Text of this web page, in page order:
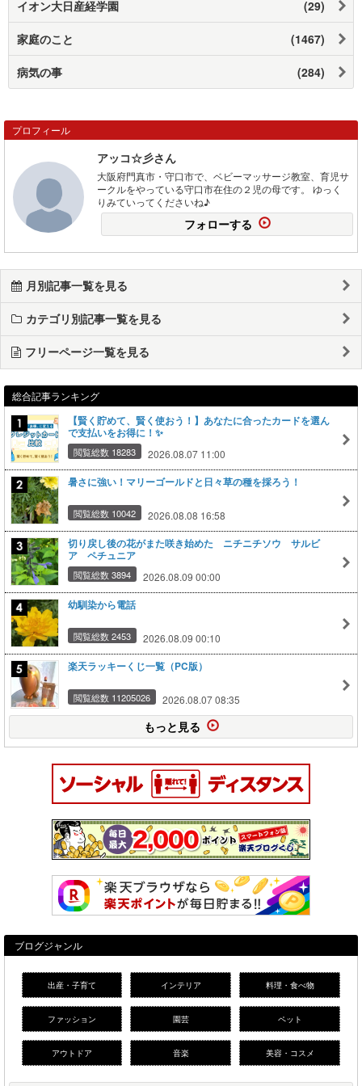
イオン大日産経学園 (29)
家庭のこと (1467)
病気の事 (284)
プロフィール
アッコ☆彡さん
大阪府門真市・守口市で、ベビーマッサージ教室、育児サ
ークルをやっている守口市在住の２児の母です。 ゆっく
りみていってくださいね♪
フォローする
月別記事一覧を見る
カテゴリ別記事一覧を見る
フリーページ一覧を見る
総合記事ランキング
【賢く貯めて、賢く使おう！】あなたに合ったカードを選ん
で支払いをお得に！✨
閲覧総数 18283 2026.08.07 11:00
暑さに強い！マリーゴールドと日々草の種を採ろう！
閲覧総数 10042 2026.08.08 16:58
切り戻し後の花がまた咲き始めた ニチニチソウ サルビ
ア ペチュニア
閲覧総数 3894 2026.08.09 00:00
幼馴染から電話
閲覧総数 2453 2026.08.09 00:10
楽天ラッキーくじ一覧（PC版）
閲覧総数 11205026 2026.08.07 08:35
もっと見る
ブログジャンル
出産・子育て インテリア 料理・食べ物
ファッション 園芸 ペット
アウトドア 音楽 美容・コスメ